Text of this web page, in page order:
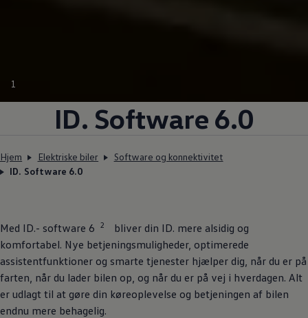
1
ID. Software 6.0
Hjem Elektriske biler
Software og konnektivitet
ID. Software 6.0
Med ID.- software 6 2
bliver din ID. mere alsidig og
komfortabel. Nye betjeningsmuligheder, optimerede
assistentfunktioner og smarte tjenester hjælper dig, når du er på
farten, når du lader bilen op, og når du er på vej i hverdagen. Alt
er udlagt til at gøre din køreoplevelse og betjeningen af bilen
endnu mere behagelig.